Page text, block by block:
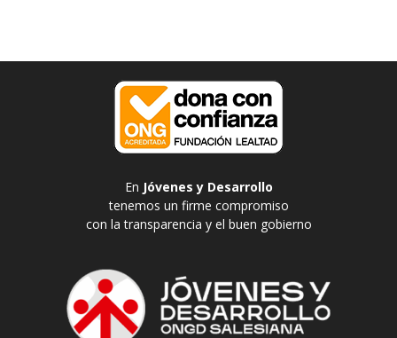
En Jóvenes y Desarrollo
tenemos un firme compromiso
con la transparencia y el buen gobierno